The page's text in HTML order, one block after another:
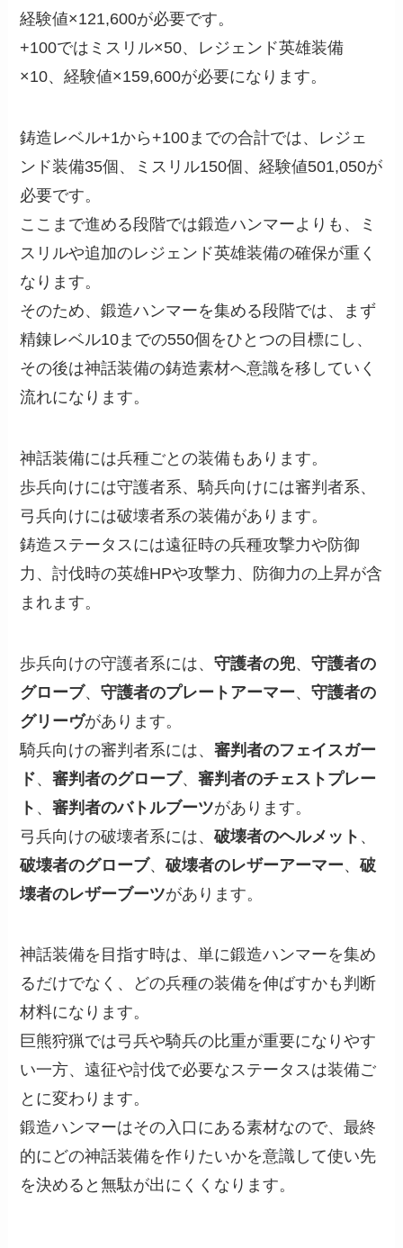
経験値×121,600が必要です。
+100ではミスリル×50、レジェンド英雄装備
×10、経験値×159,600が必要になります。
鋳造レベル+1から+100までの合計では、レジェ
ンド装備35個、ミスリル150個、経験値501,050が
必要です。
ここまで進める段階では鍛造ハンマーよりも、ミ
スリルや追加のレジェンド英雄装備の確保が重く
なります。
そのため、鍛造ハンマーを集める段階では、まず
精錬レベル10までの550個をひとつの目標にし、
その後は神話装備の鋳造素材へ意識を移していく
流れになります。
神話装備には兵種ごとの装備もあります。
歩兵向けには守護者系、騎兵向けには審判者系、
弓兵向けには破壊者系の装備があります。
鋳造ステータスには遠征時の兵種攻撃力や防御
力、討伐時の英雄HPや攻撃力、防御力の上昇が含
まれます。
歩兵向けの守護者系には、守護者の兜、守護者の
グローブ、守護者のプレートアーマー、守護者の
グリーヴがあります。
騎兵向けの審判者系には、審判者のフェイスガー
ド、審判者のグローブ、審判者のチェストプレー
ト 、審判者のバトルブーツがあります。
弓兵向けの破壊者系には、破壊者のヘルメット 、
破壊者のグローブ、破壊者のレザーアーマー、破
壊者のレザーブーツがあります。
神話装備を目指す時は、単に鍛造ハンマーを集め
るだけでなく、どの兵種の装備を伸ばすかも判断
材料になります。
巨熊狩猟では弓兵や騎兵の比重が重要になりやす
い一方、遠征や討伐で必要なステータスは装備ご
とに変わります。
鍛造ハンマーはその入口にある素材なので、最終
的にどの神話装備を作りたいかを意識して使い先
を決めると無駄が出にくくなります。